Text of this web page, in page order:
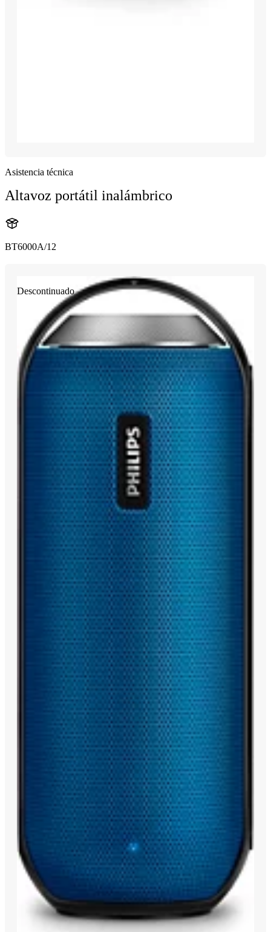
Asistencia técnica
Altavoz portátil inalámbrico
BT6000A/12
Descontinuado